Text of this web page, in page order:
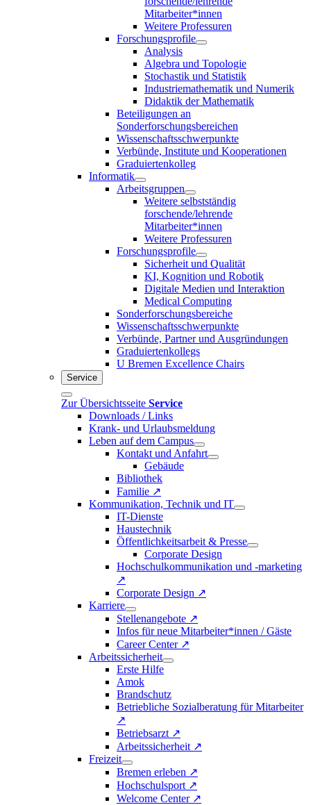
Mitarbeiter*innen
Weitere Professuren
Forschungsprofile
Analysis
Algebra und Topologie
Stochastik und Statistik
Industriemathematik und Numerik
Didaktik der Mathematik
Beteiligungen an
Sonderforschungsbereichen
Wissenschaftsschwerpunkte
Verbünde, Institute und Kooperationen
Graduiertenkolleg
Informatik
Arbeitsgruppen
Weitere selbstständig
forschende/lehrende
Mitarbeiter*innen
Weitere Professuren
Forschungsprofile
Sicherheit und Qualität
KI, Kognition und Robotik
Digitale Medien und Interaktion
Medical Computing
Sonderforschungsbereiche
Wissenschaftsschwerpunkte
Verbünde, Partner und Ausgründungen
Graduiertenkollegs
U Bremen Excellence Chairs
Service
Zur Übersichtsseite Service
Downloads / Links
Krank- und Urlaubsmeldung
Leben auf dem Campus
Kontakt und Anfahrt
Gebäude
Bibliothek
Familie ↗
Kommunikation, Technik und IT
IT-Dienste
Haustechnik
Öffentlichkeitsarbeit & Presse
Corporate Design
Hochschulkommunikation und -marketing
↗
Corporate Design ↗
Karriere
Stellenangebote ↗
Infos für neue Mitarbeiter*innen / Gäste
Career Center ↗
Arbeitssicherheit
Erste Hilfe
Amok
Brandschutz
Betriebliche Sozialberatung für Mitarbeiter
↗
Betriebsarzt ↗
Arbeitssicherheit ↗
Freizeit
Bremen erleben ↗
Hochschulsport ↗
Welcome Center ↗